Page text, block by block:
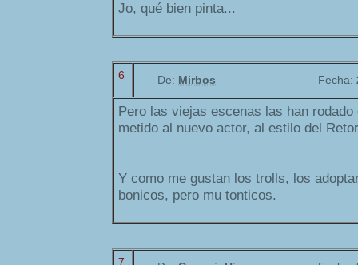
Jo, qué bien pinta...
6 De: Mirbos Fecha:
Pero las viejas escenas las han
metido al nuevo actor, al estilo del
Y como me gustan los trolls, los
bonicos, pero mu tonticos.
7